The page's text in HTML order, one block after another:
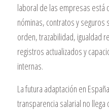
laboral de las empresas está
nóminas, contratos y seguros
orden, trazabilidad, igualdad
registros actualizados y
internas.
La futura adaptación en
transparencia salarial no llega